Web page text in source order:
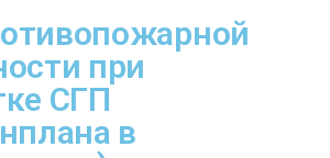
при
СГП
в